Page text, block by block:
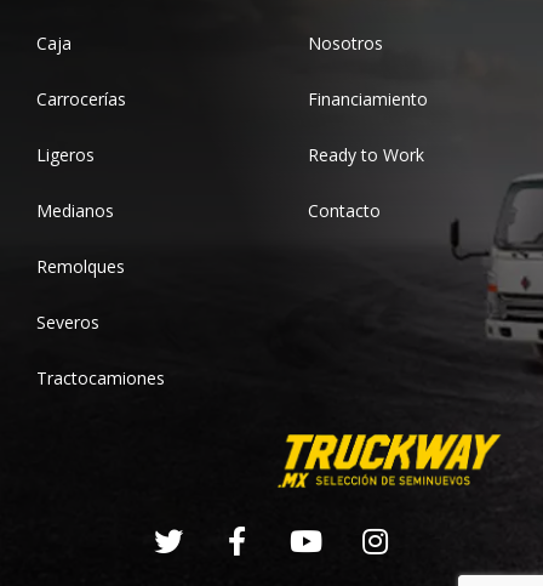
Caja
Carrocerías
Ligeros
Medianos
Remolques
Severos
Tractocamiones
Nosotros
Financiamiento
Ready to Work
Contacto